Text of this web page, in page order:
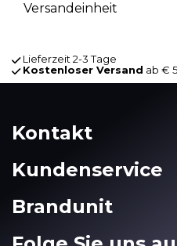
Versandeinheit
Lieferzeit 2-3 Tage
Kostenloser Versand ab €
Kontakt
Kundenservice
Brandunit